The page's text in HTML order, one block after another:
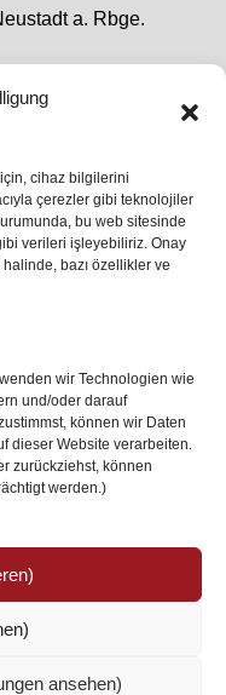
cihaz bilgilerini
çerezler gibi teknolojiler
bu web sitesinde
verileri işleyebiliriz. Onay
bazı özellikler ve
wir Technologien wie
und/oder darauf
können wir Daten
dieser Website verarbeiten.
zurückziehst, können
werden.)
ansehen)
a. Rbge.
Freiburg ve Aston
Hazırlanıyor
sahibi